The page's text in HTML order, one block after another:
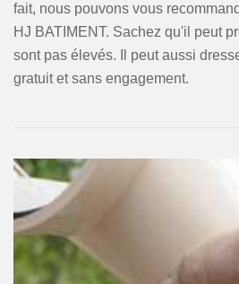
fait, nous pouvons vous
HJ BATIMENT. Sachez qu'il peut
sont pas élevés. Il peut aussi
gratuit et sans engagement.